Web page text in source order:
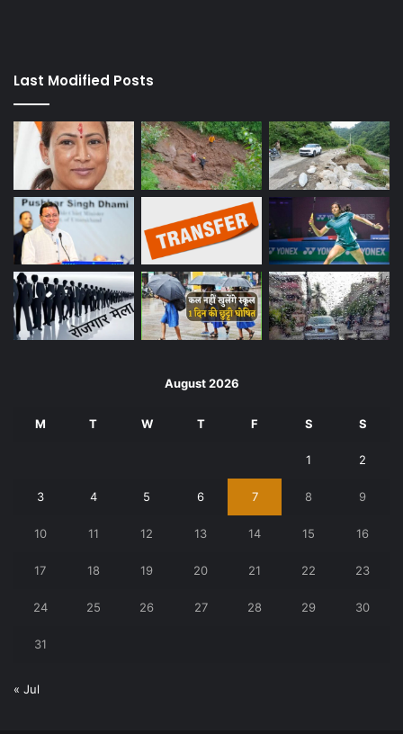
Last Modified Posts
August 2026
M T W T F S S
1 2
3 4 5 6 7 8 9
10 11 12 13 14 15 16
17 18 19 20 21 22 23
24 25 26 27 28 29 30
31
« Jul